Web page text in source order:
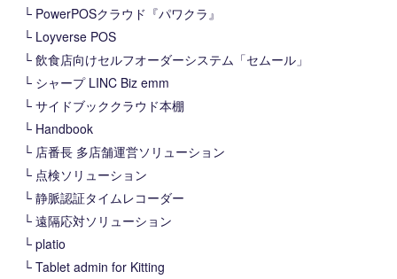
PowerPOSクラウド『パワクラ』
Loyverse POS
飲食店向けセルフオーダーシステム「セムール」
シャープ LINC Biz emm
サイドブッククラウド本棚
Handbook
店番長 多店舗運営ソリューション
点検ソリューション
静脈認証タイムレコーダー
遠隔応対ソリューション
platio
Tablet admin for Kitting